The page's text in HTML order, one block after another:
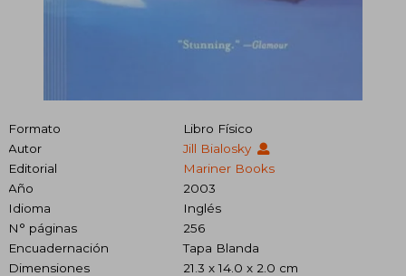
Formato
Libro Físico
Autor
Jill Bialosky
Editorial
Mariner Books
Año
2003
Idioma
Inglés
N° páginas
256
Encuadernación
Tapa Blanda
Dimensiones
21.3 x 14.0 x 2.0 cm